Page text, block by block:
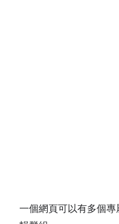
一個網頁可以有多個